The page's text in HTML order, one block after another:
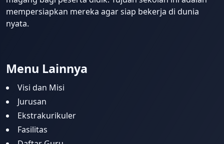
mempersiapkan mereka agar siap bekerja di dunia
nyata.
Menu Lainnya
Visi dan Misi
Jurusan
Ekstrakurikuler
Fasilitas